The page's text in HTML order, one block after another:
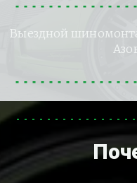
Выездной